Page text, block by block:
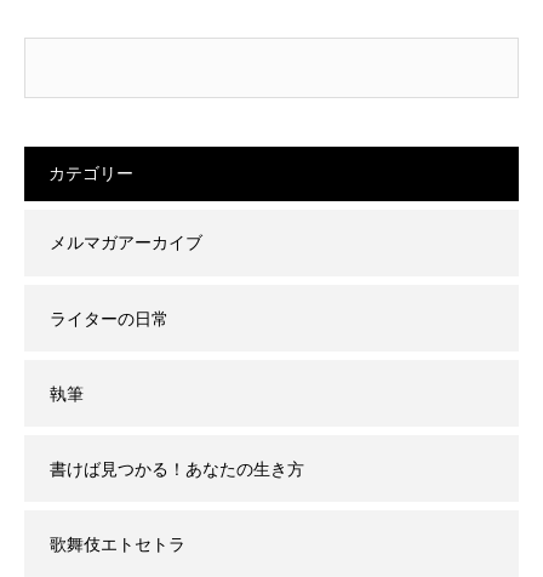
カテゴリー
メルマガアーカイブ
ライターの日常
執筆
書けば見つかる！あなたの生き方
歌舞伎エトセトラ